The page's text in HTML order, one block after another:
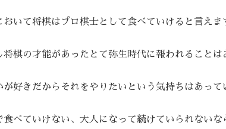
おいて将棋はプロ棋士として食べていけると言えま
将棋の才能があったとて弥生時代に報われることは
が好きだからそれをやりたいという気持ちはあって
食べていけない、大人になって続けていられないな